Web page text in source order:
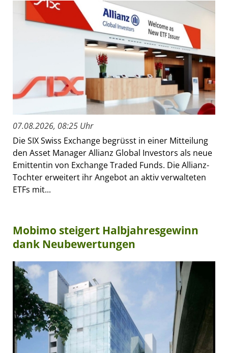
07.08.2026, 08:25 Uhr
Die SIX Swiss Exchange begrüsst in einer Mitteilung
den Asset Manager Allianz Global Investors als neue
Emittentin von Exchange Traded Funds. Die Allianz-
Tochter erweitert ihr Angebot an aktiv verwalteten
ETFs mit...
Mobimo steigert Halbjahresgewinn
dank Neubewertungen